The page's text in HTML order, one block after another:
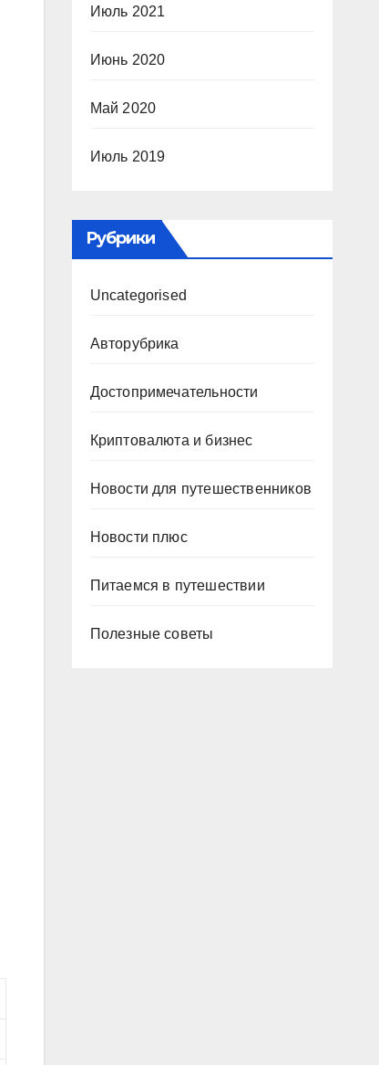
Июль 2021
Июнь 2020
Май 2020
Июль 2019
Рубрики
Uncategorised
Авторубрика
Достопримечательности
Криптовалюта и бизнес
Новости для путешественников
Новости плюс
Питаемся в путешествии
Полезные советы